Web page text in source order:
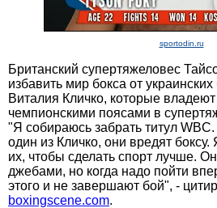
sportodin.ru
Британский супертяжеловес
избавить мир бокса от
Виталия Кличко, которые
чемпионскими поясами в
"Я собираюсь забрать титул
один из Кличко, они вредят
их, чтобы сделать спорт лучше.
джебами, но когда надо пойти
этого и не завершают бой", -
boxingscene.com.